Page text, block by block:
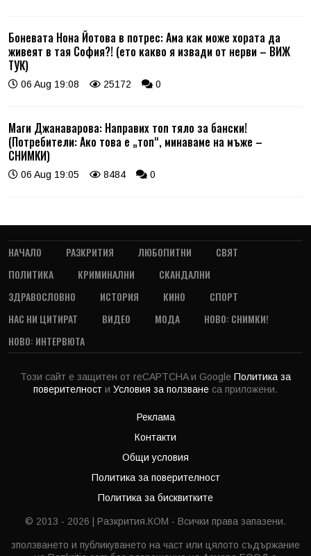
Боневата Нона Йотова в потрес: Ама как може хората да
живеят в тая София?! (ето какво я извади от нерви – ВИЖ
ТУК)
06 Aug 19:08 25172 0
Маги Джанаварова: Направих топ тяло за бански!
(Потребители: Ако това е „топ“, минаваме на мъже –
СНИМКИ)
06 Aug 19:05 8484 0
НАЧАЛО РАЗКРИТИЯ ЛЮБОПИТНИ
СВЯТ
ПОЛИТИКА
КРИМИНАЛНИ
СКАНДАЛНИ
ЗДРАВОСЛОВНО
ИСТОРИЯ КИНО
СПОРТ
НАС НИ ЦИТИРАТ
ВИДЕО МОДА
НОВО: СНИМКИ!
НОВО: ИНТЕРВЮТА
Този сайт е защитен от reCAPTCHA и Google Политика за
поверителност и Условия за ползване са приложени.
Реклама
Контакти
Общи условия
Политика за поверителност
Политика за бисквитките
© 2013 - 2026 | Разкрития.КОМ - Всички права запазени.
зползването и публикуването на част или цялото съдържание